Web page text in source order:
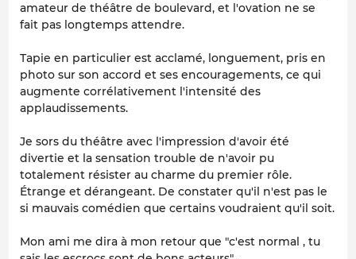
amateur de théâtre de boulevard, et l'ovation ne se
fait pas longtemps attendre.
Tapie en particulier est acclamé, longuement, pris en
photo sur son accord et ses encouragements, ce qui
augmente corrélativement l'intensité des
applaudissements.
Je sors du théâtre avec l'impression d'avoir été
divertie et la sensation trouble de n'avoir pu
totalement résister au charme du premier rôle.
Étrange et dérangeant. De constater qu'il n'est pas le
si mauvais comédien que certains voudraient qu'il soit.
Mon ami me dira à mon retour que "c'est normal , tu